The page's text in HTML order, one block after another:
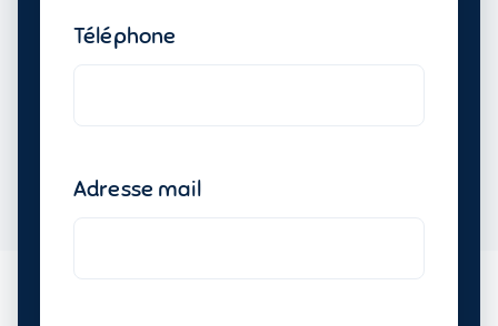
Téléphone
Adresse mail